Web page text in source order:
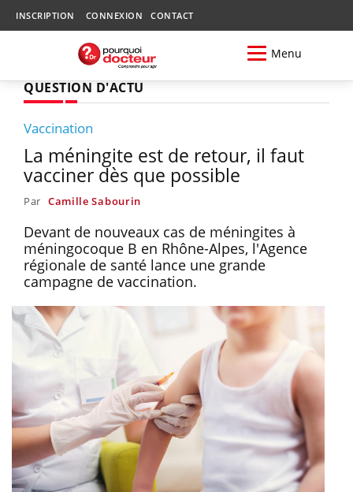
INSCRIPTION CONNEXION CONTACT
Menu
QUESTION D'ACTU
Vaccination
La méningite est de retour, il faut
vacciner dès que possible
Par Camille Sabourin
Devant de nouveaux cas de méningites à
méningocoque B en Rhône-Alpes, l'Agence
régionale de santé lance une grande
campagne de vaccination.